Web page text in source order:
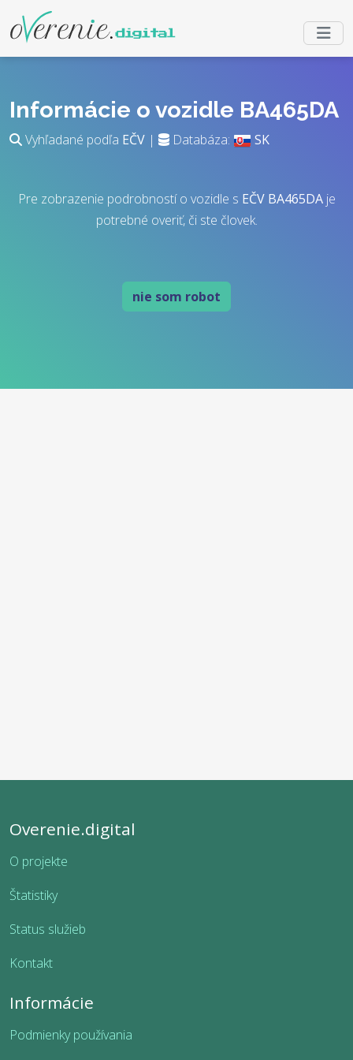
Informácie o vozidle BA465DA
Vyhľadané podľa EČV | Databáza: SK
Pre zobrazenie podrobností o vozidle s EČV BA465DAje
potrebné overiť, či ste človek.
nie som robot
Overenie.digital
O projekte
Štatistiky
Status služieb
Kontakt
Informácie
Podmienky používania